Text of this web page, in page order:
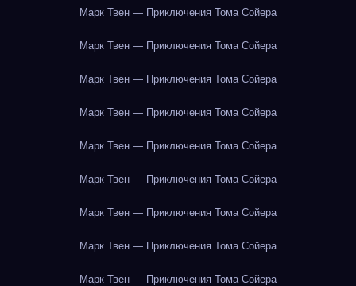
Марк Твен — Приключения Тома Сойера
Марк Твен — Приключения Тома Сойера
Марк Твен — Приключения Тома Сойера
Марк Твен — Приключения Тома Сойера
Марк Твен — Приключения Тома Сойера
Марк Твен — Приключения Тома Сойера
Марк Твен — Приключения Тома Сойера
Марк Твен — Приключения Тома Сойера
Марк Твен — Приключения Тома Сойера